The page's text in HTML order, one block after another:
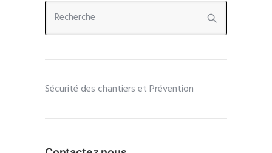
Sécurité des chantiers et Prévention